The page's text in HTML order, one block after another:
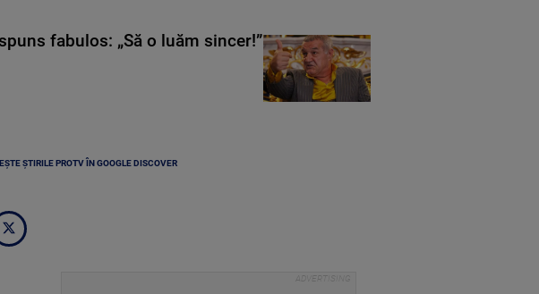
fabulos: „Să o luăm sincer!”
ȘTIRILE PROTV ÎN GOOGLE DISCOVER